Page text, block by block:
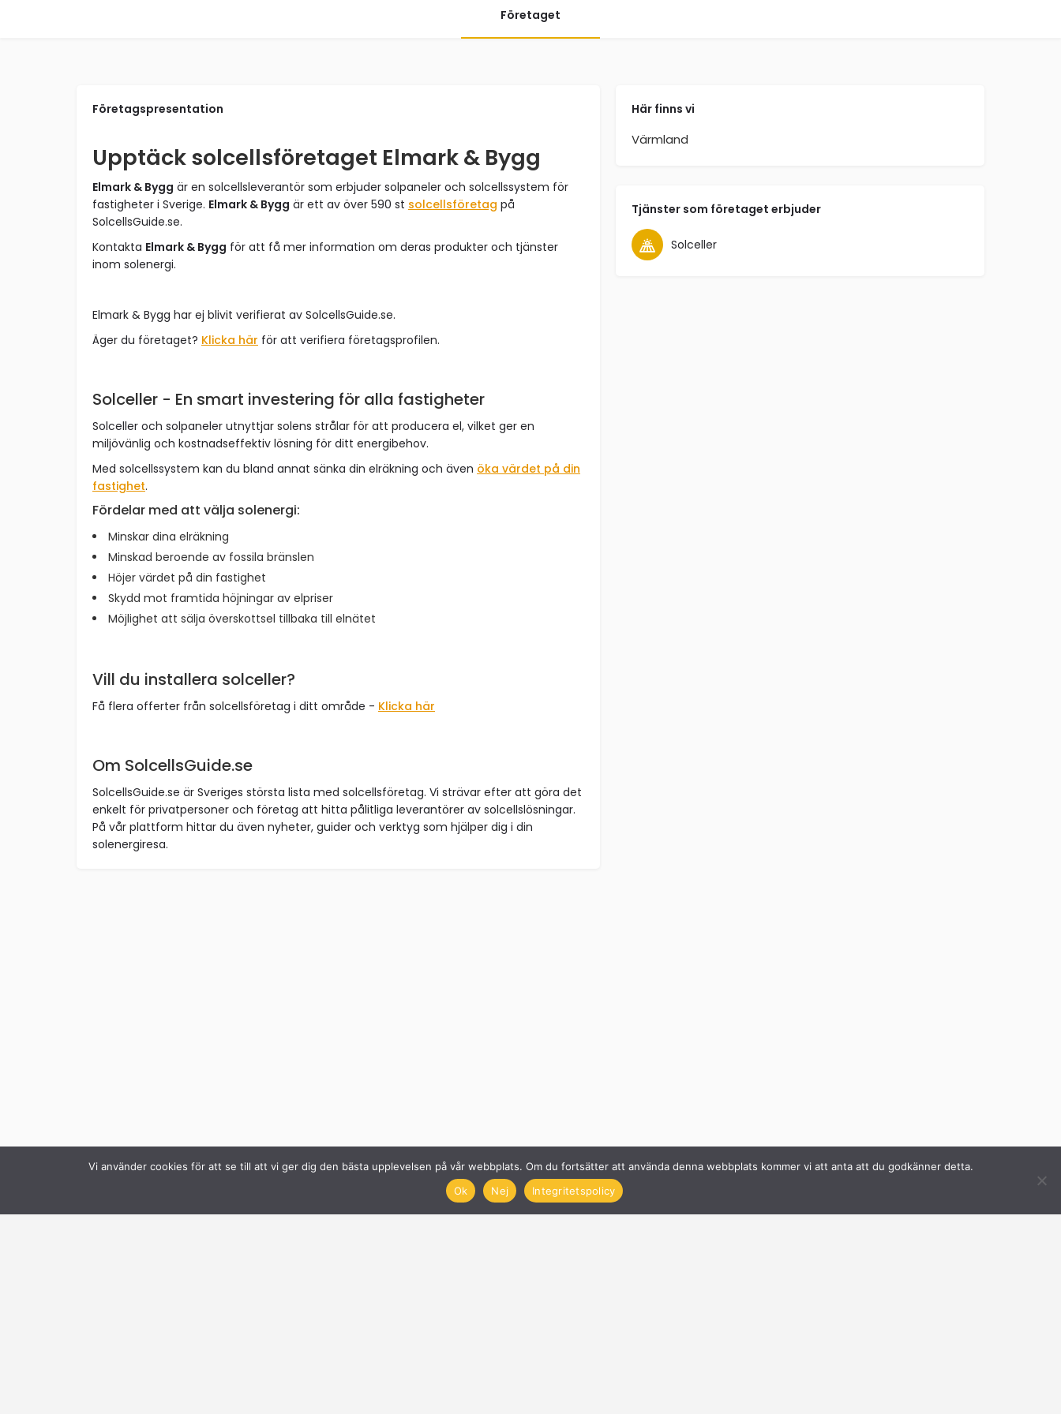
Företaget
Företagspresentation
Upptäck solcellsföretaget Elmark & Bygg
Elmark & Bygg är en solcellsleverantör som erbjuder solpaneler och solcellssystem för
fastigheter i Sverige. Elmark & Bygg är ett av över 590 st solcellsföretag på
SolcellsGuide.se.
Kontakta Elmark & Bygg för att få mer information om deras produkter och tjänster
inom solenergi.
Elmark & Bygg har ej blivit verifierat av SolcellsGuide.se.
Äger du företaget? Klicka här för att verifiera företagsprofilen.
Solceller - En smart investering för alla fastigheter
Solceller och solpaneler utnyttjar solens strålar för att producera el, vilket ger en
miljövänlig och kostnadseffektiv lösning för ditt energibehov.
Med solcellssystem kan du bland annat sänka din elräkning och även öka värdet på din
fastighet.
Fördelar med att välja solenergi:
Minskar dina elräkning
Minskad beroende av fossila bränslen
Höjer värdet på din fastighet
Skydd mot framtida höjningar av elpriser
Möjlighet att sälja överskottsel tillbaka till elnätet
Vill du installera solceller?
Få flera offerter från solcellsföretag i ditt område - Klicka här
Om SolcellsGuide.se
SolcellsGuide.se är Sveriges största lista med solcellsföretag. Vi strävar efter att göra det
enkelt för privatpersoner och företag att hitta pålitliga leverantörer av solcellslösningar.
På vår plattform hittar du även nyheter, guider och verktyg som hjälper dig i din
solenergiresa.
Här finns vi
Värmland
Tjänster som företaget erbjuder
Solceller
Vi använder cookies för att se till att vi ger dig den bästa upplevelsen på vår webbplats. Om du fortsätter att använda denna webbplats kommer vi att anta att du godkänner detta.
Ok
Nej Integritetspolicy